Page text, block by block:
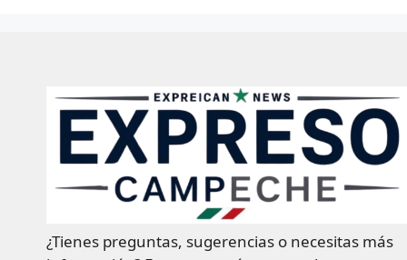
¿Tienes preguntas, sugerencias o necesitas más